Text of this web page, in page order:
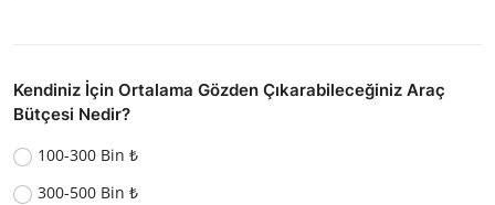
Kendiniz İçin Ortalama Gözden Çıkarabileceğiniz Araç
Bütçesi Nedir?
100-300 Bin ₺
300-500 Bin ₺